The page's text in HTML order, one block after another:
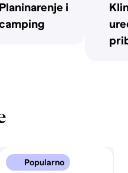
Planinarenje i
Popularno